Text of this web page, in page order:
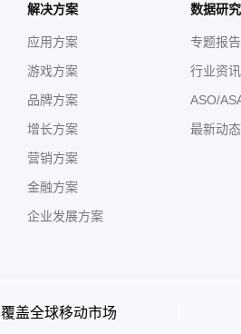
解决方案
应用方案
游戏方案
品牌方案
增长方案
营销方案
金融方案
企业发展方案
数据研
专题报告
行业资讯
ASO/
最新动态
覆盖全球移动市场